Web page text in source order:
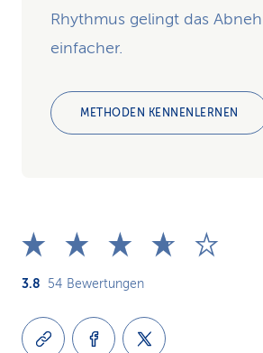
Rhythmus gelingt das
einfacher.
METHODEN KENNENLERNEN
3.8 54 Bewertungen